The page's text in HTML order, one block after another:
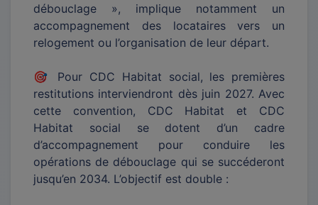
débouclage », implique notamment un
accompagnement des locataires vers un
relogement ou l’organisation de leur départ.
🎯 Pour CDC Habitat social, les premières
restitutions interviendront dès juin 2027. Avec
cette convention, CDC Habitat et CDC
Habitat social se dotent d’un cadre
d’accompagnement pour conduire les
opérations de débouclage qui se succéderont
jusqu’en 2034. L’objectif est double :